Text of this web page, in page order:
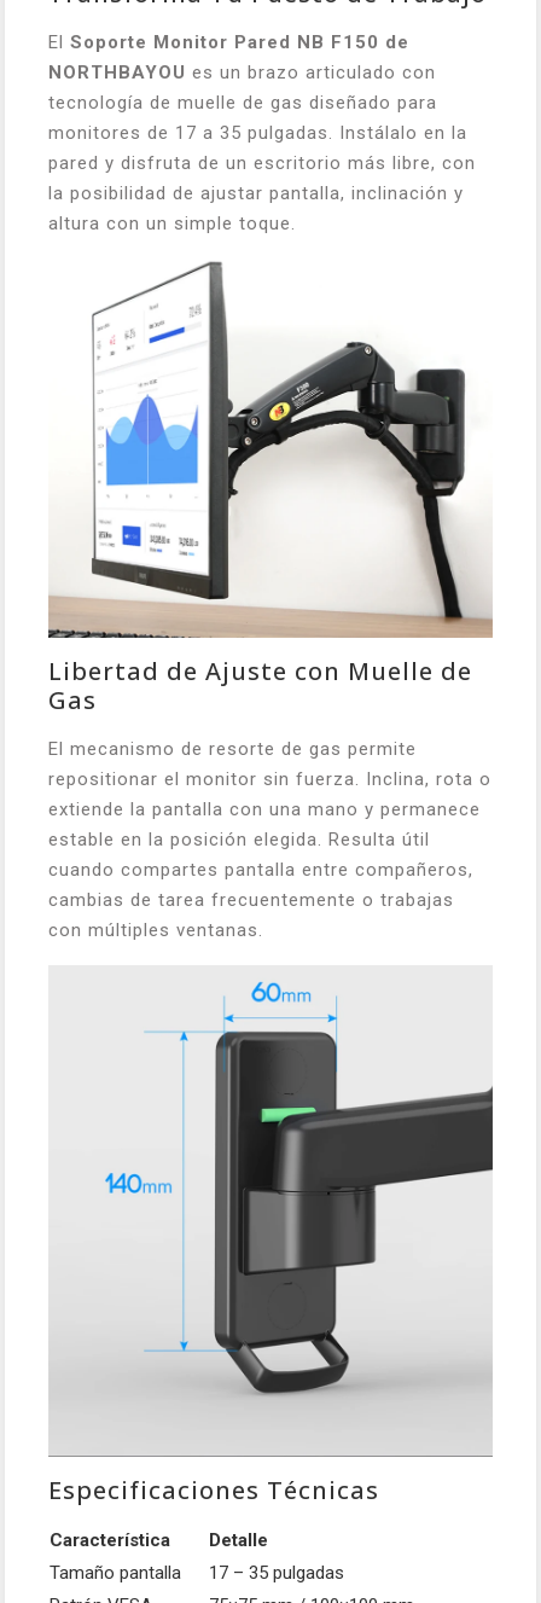
El Soporte Monitor Pared NB F150 de
NORTHBAYOU es un brazo articulado con
tecnología de muelle de gas diseñado para
monitores de 17 a 35 pulgadas. Instálalo en la
pared y disfruta de un escritorio más libre, con
la posibilidad de ajustar pantalla, inclinación y
altura con un simple toque.
Libertad de Ajuste con Muelle de
Gas
El mecanismo de resorte de gas permite
repositionar el monitor sin fuerza. Inclina, rota o
extiende la pantalla con una mano y permanece
estable en la posición elegida. Resulta útil
cuando compartes pantalla entre compañeros,
cambias de tarea frecuentemente o trabajas
con múltiples ventanas.
Especificaciones Técnicas
Característica
Detalle
Tamaño pantalla
17 – 35 pulgadas